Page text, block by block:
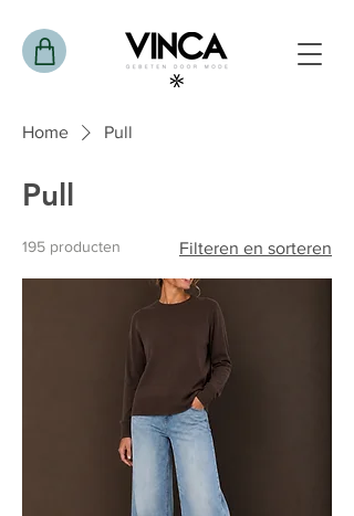
Home Pull
Pull
195 producten Filteren en sorteren